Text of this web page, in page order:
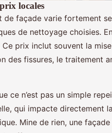
locales
de façade varie fortement
de nettoyage choisies.
Ce prix inclut souvent la
des fissures, le traitement
ce n’est pas un simple
qui impacte directement
Mine de rien, une